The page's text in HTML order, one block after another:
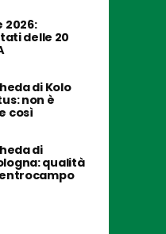
2026:
delle 20
di Kolo
non è
così
di
qualità